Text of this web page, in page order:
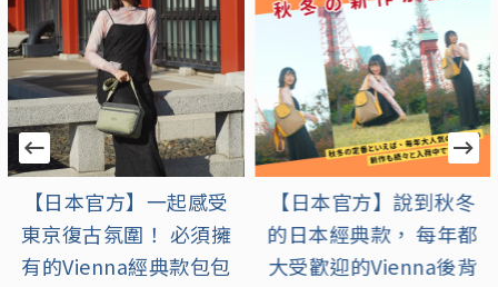
【日本官方】一起感受
東京復古氛圍！ 必須擁
有的Vienna經典款包包
【日本官方】說到秋冬
的日本經典款， 每年都
大受歡迎的Vienna後背